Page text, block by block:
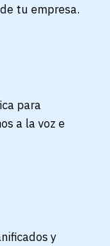
tu empresa.
para
a la voz e
y